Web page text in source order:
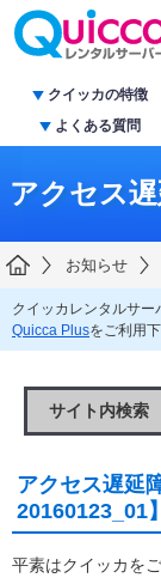
クイッカの特徴
よくある質問
アクセス
お知らせ
クイッカレンタルサ
Quicca Plusをご利用
サイト内検索
アクセス遅延
20160123_01】
平素はクイッカを